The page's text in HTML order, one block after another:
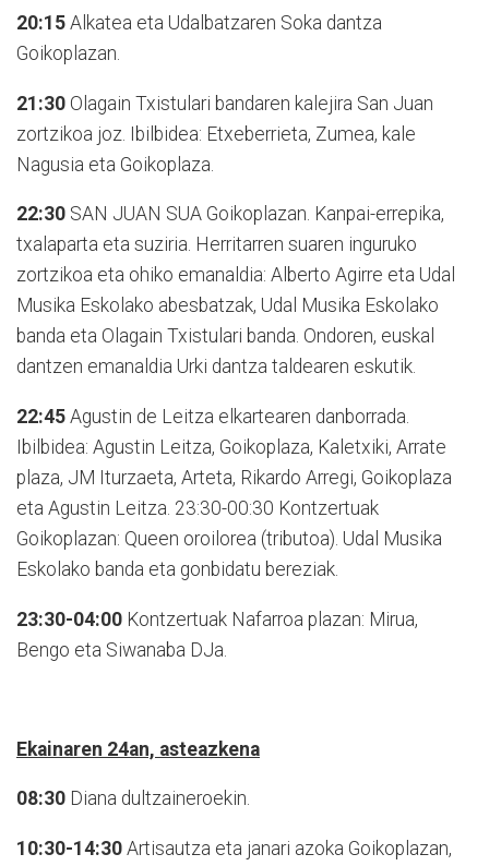
20:15 Alkatea eta Udalbatzaren Soka dantza
Goikoplazan.
21:30 Olagain Txistulari bandaren kalejira San Juan
zortzikoa joz. Ibilbidea: Etxeberrieta, Zumea, kale
Nagusia eta Goikoplaza.
22:30 SAN JUAN SUA Goikoplazan. Kanpai-errepika,
txalaparta eta suziria. Herritarren suaren inguruko
zortzikoa eta ohiko emanaldia: Alberto Agirre eta Udal
Musika Eskolako abesbatzak, Udal Musika Eskolako
banda eta Olagain Txistulari banda. Ondoren, euskal
dantzen emanaldia Urki dantza taldearen eskutik.
22:45 Agustin de Leitza elkartearen danborrada.
Ibilbidea: Agustin Leitza, Goikoplaza, Kaletxiki, Arrate
plaza, JM Iturzaeta, Arteta, Rikardo Arregi, Goikoplaza
eta Agustin Leitza. 23:30-00:30 Kontzertuak
Goikoplazan: Queen oroilorea (tributoa). Udal Musika
Eskolako banda eta gonbidatu bereziak.
23:30-04:00 Kontzertuak Nafarroa plazan: Mirua,
Bengo eta Siwanaba DJa.
Ekainaren 24an, asteazkena
08:30 Diana dultzaineroekin.
10:30-14:30 Artisautza eta janari azoka Goikoplazan,